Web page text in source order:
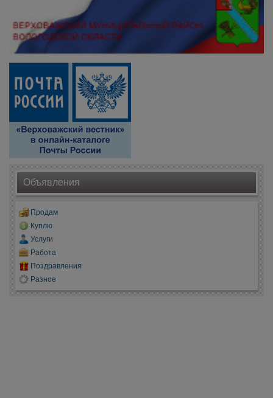
Объявления
Продам
Куплю
Услуги
Работа
Поздравления
Разное